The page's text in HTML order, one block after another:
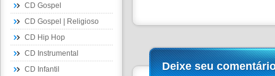
CD Gospel
CD Gospel | Religioso
CD Hip Hop
CD Instrumental
CD Infantil
Deixe seu